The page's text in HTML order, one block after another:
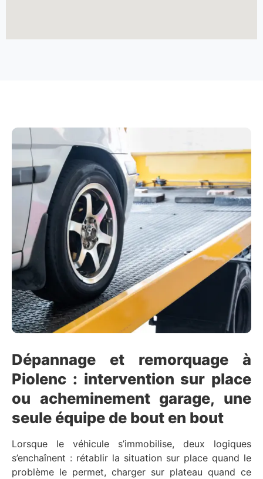
Dépannage et remorquage à
Piolenc : intervention sur place
ou acheminement garage, une
seule équipe de bout en bout
Lorsque le véhicule s’immobilise, deux logiques
s’enchaînent : rétablir la situation sur place quand le
problème le permet, charger sur plateau quand ce